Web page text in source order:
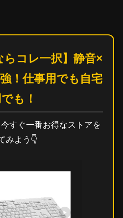
コレ一択】静音×
！仕事用でも自宅
も！
すぐ一番お得なストアを
みよう👇